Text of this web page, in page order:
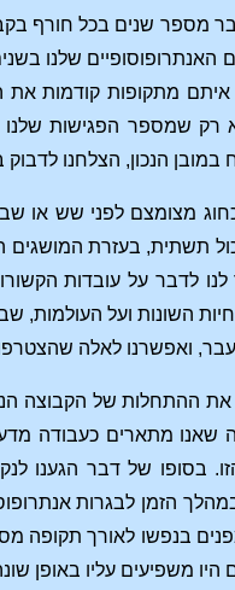
מספר שנים בכל חורף
האנתרופוסופיים שלנו
איתם מתקופות קודמות את
רק שמספר הפגישות שלנו
הנכון, הצלחנו
כחוג מצומצם לפני שש או
תשתית, בעזרת
לדבר על עובדות
השונות ועל
ואפשרנו לאלה שהצטרפו
ההתחלות של הקבוצה
מתארים כעבודה
בסופו של דבר הגענו
הזמן לבגרות
בנפשו לאורך תקופה
משפיעים עליו באופן